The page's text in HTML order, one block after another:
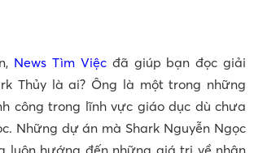
News Tìm Việcđã giúp bạn đọc giải
Thủy là ai? Ông là một trong những
công trong lĩnh vực giáo dục dù chưa
Những dự án mà Shark Nguyễn Ngọc
luôn hướng đến những giá trị về nhân